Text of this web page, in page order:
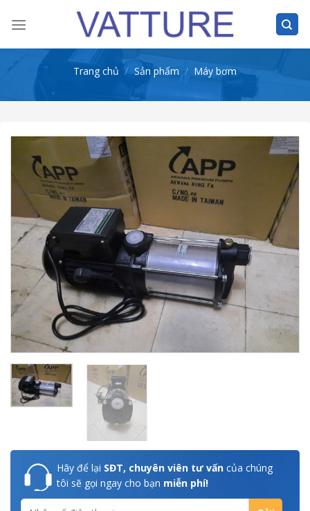
Trang chủ / Sản phẩm / Máy bơm
Hãy để lại SĐT, chuyên viên tư vấn của chúng
tôi sẽ gọi ngay cho bạn miễn phí!